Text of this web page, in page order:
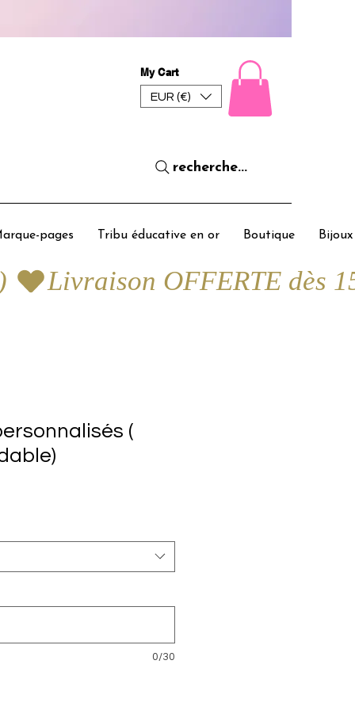
My Cart
EUR (€)
recherche...
pages Tribu éducative en or Boutique Bijoux
(
0/30